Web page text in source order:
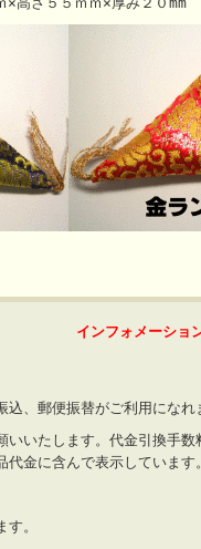
インフォメーショ
、郵便振替がご利用になれ
いいたします。代金引換手
金に含んで表示しています。
。